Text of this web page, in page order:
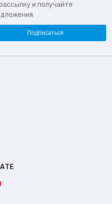
и получайте
Подписаться